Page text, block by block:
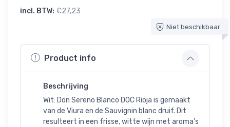
incl. BTW: €27,23
Niet beschikbaar
Product info
Beschrijving
Wit: Don Sereno Blanco DOC Rioja is gemaakt
van de Viura en de Sauvignin blanc druif. Dit
resulteert in een frisse, witte wijn met aroma’s